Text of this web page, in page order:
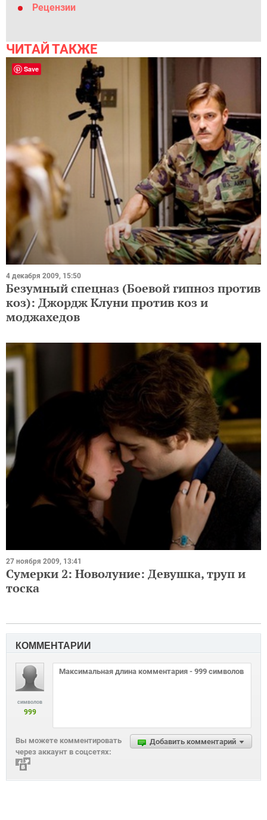
Рецензии
ЧИТАЙ ТАКЖЕ
4 декабря 2009, 15:50
Безумный спецназ (Боевой гипноз против
коз): Джордж Клуни против коз и
моджахедов
27 ноября 2009, 13:41
Сумерки 2: Новолуние: Девушка, труп и
тоска
КОММЕНТАРИИ
символов
999
Добавить комментарий
Вы можете комментировать
через аккаунт в соцсетях:
Save